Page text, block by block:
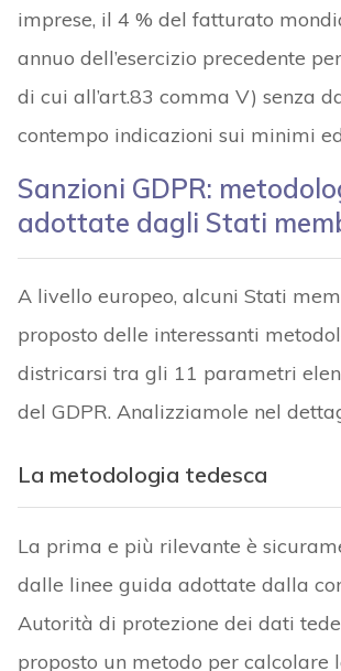
imprese, il 4 % del fatturato
annuo dell’esercizio precedente
di cui all’art.83 comma V) senza
contempo indicazioni sui minimi
Sanzioni GDPR:
adottate dagli Stati
A livello europeo, alcuni Stati
proposto delle interessanti
districarsi tra gli 11 parametri
del GDPR. Analizziamole nel
La metodologia tedesca
La prima e più rilevante è
dalle linee guida adottate dalla
Autorità di protezione dei dati
proposto un metodo per calcolare